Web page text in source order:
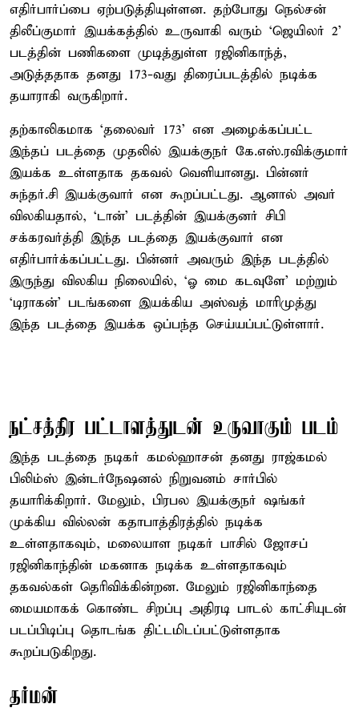
எதிர்பார்ப்பை ஏற்படுத்தியுள்ளன. தற்போது நெல்சன்
திலீப்குமார் இயக்கத்தில் உருவாகி வரும் ‘ஜெயிலர் 2’
படத்தின் பணிகளை முடித்துள்ள ரஜினிகாந்த்,
அடுத்ததாக தனது 173-வது திரைப்படத்தில் நடிக்க
தயாராகி வருகிறார்.
தற்காலிகமாக ‘தலைவர் 173’ என அழைக்கப்பட்ட
இந்தப் படத்தை முதலில் இயக்குநர் கே.எஸ்.ரவிக்குமார்
இயக்க உள்ளதாக தகவல் வெளியானது. பின்னர்
சுந்தர்.சி இயக்குவார் என கூறப்பட்டது. ஆனால் அவர்
விலகியதால், ‘டான்’ படத்தின் இயக்குனர் சிபி
சக்கரவர்த்தி இந்த படத்தை இயக்குவார் என
எதிர்பார்க்கப்பட்டது. பின்னர் அவரும் இந்த படத்தில்
இருந்து விலகிய நிலையில், ‘ஓ மை கடவுளே’ மற்றும்
‘டிராகன்’ படங்களை இயக்கிய அஸ்வத் மாரிமுத்து
இந்த படத்தை இயக்க ஒப்பந்த செய்யப்பட்டுள்ளார்.
நட்சத்திர பட்டாளத்துடன் உருவாகும் படம்
இந்த படத்தை நடிகர் கமல்ஹாசன் தனது ராஜ்கமல்
பிலிம்ஸ் இன்டர்நேஷனல் நிறுவனம் சார்பில்
தயாரிக்கிறார். மேலும், பிரபல இயக்குநர் ஷங்கர்
முக்கிய வில்லன் கதாபாத்திரத்தில் நடிக்க
உள்ளதாகவும், மலையாள நடிகர் பாசில் ஜோசப்
ரஜினிகாந்தின் மகனாக நடிக்க உள்ளதாகவும்
தகவல்கள் தெரிவிக்கின்றன. மேலும் ரஜினிகாந்தை
மையமாகக் கொண்ட சிறப்பு அதிரடி பாடல் காட்சியுடன்
படப்பிடிப்பு தொடங்க திட்டமிடப்பட்டுள்ளதாக
கூறப்படுகிறது.
தர்மன்